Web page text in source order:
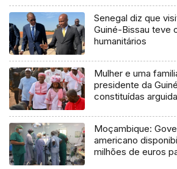
Senegal diz que
Guiné-Bissau teve
humanitários
Mulher e uma
presidente da
constituídas
Moçambique:
americano
milhões de euros